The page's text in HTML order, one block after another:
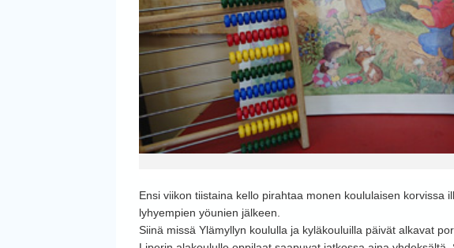
Ensi viikon tiistaina kello pirahtaa monen koululaisen korvissa
lyhyempien yöunien jälkeen.
Siinä missä Ylämyllyn koululla ja kyläkouluilla päivät alkavat